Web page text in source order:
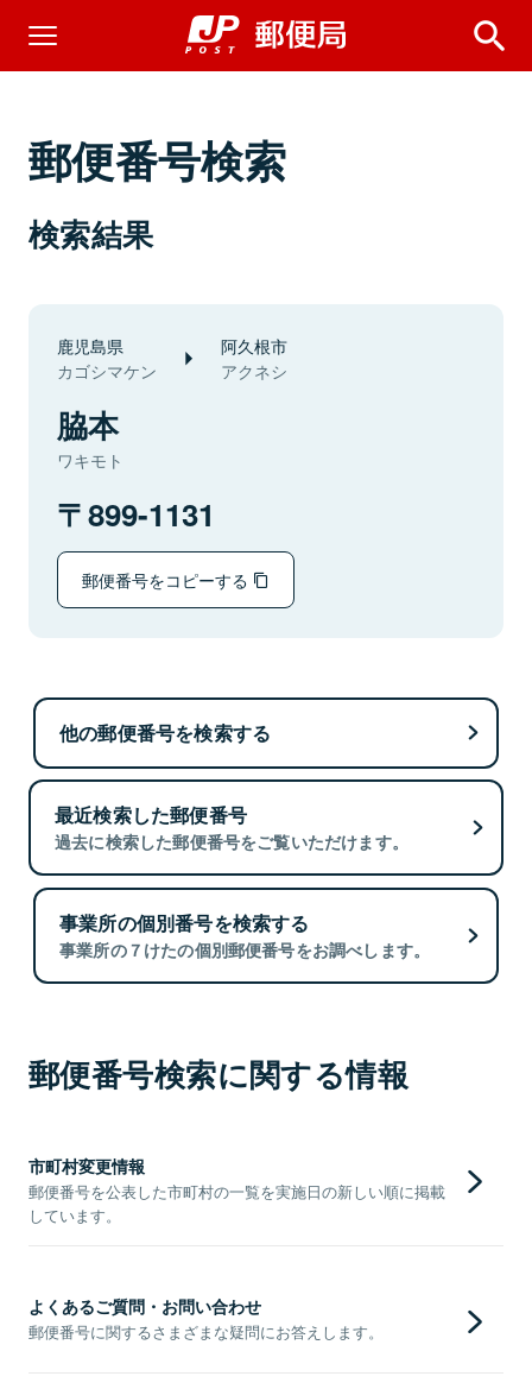
郵便番号検索
検索結果
鹿児島県
カゴシマケン
阿久根市
アクネシ
脇本
ワキモト
899-1131
郵便番号をコピーする
他の郵便番号を検索する
最近検索した郵便番号
過去に検索した郵便番号をご覧いただけます。
事業所の個別番号を検索する
事業所の７けたの個別郵便番号をお調べします。
郵便番号検索に関する情報
市町村変更情報
郵便番号を公表した市町村の一覧を実施日の新しい順に掲載
しています。
よくあるご質問・お問い合わせ
郵便番号に関するさまざまな疑問にお答えします。